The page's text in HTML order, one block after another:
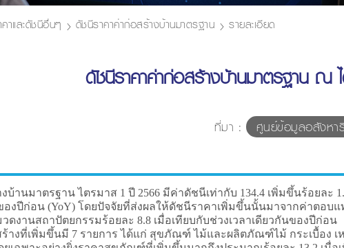
าและดัชนีอื่นๆ ดัชนีราคาค่าก่อสร้างบ้านมาตรฐาน รายละเอียด
ดัชนีราคาค่าก่อสร้างบ้านมาตรฐาน ณ
ที่มา : ศูนย์ข้อมูลอสังห
าตรฐาน ไตรมาส 1 ปี 2566 มีค่าดัชนีเท่ากับ 134.4 เพิ่มขึ้นร้อยละ 1.9
ของปีก่อน (YoY) โดยปัจจัยที่ส่งผลให้ดัชนีราคาเพิ่มขึ้นนั้นมาจากค่าตอ
งานสถาปัตยกรรมร้อยละ 8.8 เมื่อเทียบกับช่วงเวลาเดียวกันของปีก่อน
เพิ่มขึ้นมี 7 รายการ ได้แก่ สุขภัณฑ์ ไม้และผลิตภัณฑ์ไม้ กระเบื้อง เ